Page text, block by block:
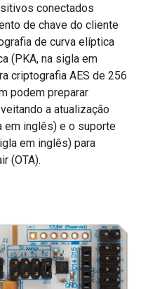
conectados
de chave do cliente
de curva elíptica
(PKA, na sigla em
criptografia AES de 256
podem preparar
a atualização
em inglês) e o suporte
em inglês) para
(OTA).